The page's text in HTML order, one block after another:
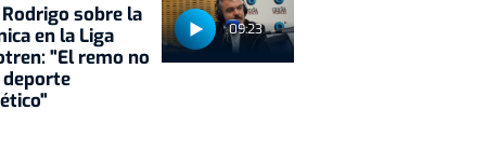
09:23
sobre la
en la Liga
"El remo no
deporte